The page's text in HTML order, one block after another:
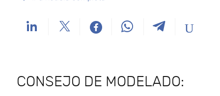
CONSEJO DE MODELADO: